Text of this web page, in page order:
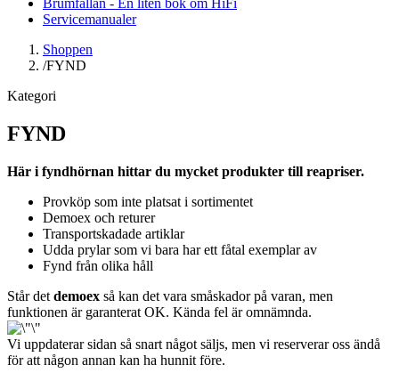
Servicemanualer
Shoppen
/FYND
Kategori
FYND
Här i fyndhörnan hittar du mycket produkter till reapriser.
Provköp som inte platsat i sortimentet
Demoex och returer
Transportskadade artiklar
Udda prylar som vi bara har ett fåtal exemplar av
Fynd från olika håll
Står det demoex så kan det vara småskador på varan, men
funktionen är garanterat OK. Kända fel är omnämnda.
Vi uppdaterar sidan så snart något säljs, men vi reserverar oss ändå
för att någon annan kan ha hunnit före.